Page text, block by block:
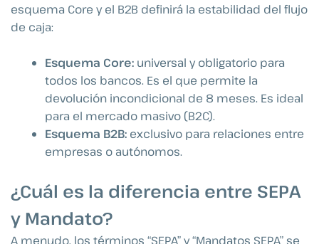
esquema Core y el B2B definirá la estabilidad del flujo
de caja:
Esquema Core: universal y obligatorio para
todos los bancos. Es el que permite la
devolución incondicional de 8 meses. Es ideal
para el mercado masivo (B2C).
Esquema B2B: exclusivo para relaciones entre
empresas o autónomos.
¿Cuál es la diferencia entre SEPA
y Mandato?
A menudo, los términos “SEPA” y “Mandatos SEPA” se